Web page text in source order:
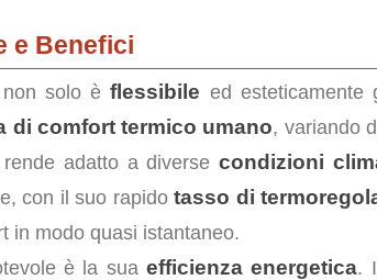
e Benefici
non solo èflessibile ed esteticamente
di comfort termico umano, variando
rende adatto a diversecondizioni
con il suo rapidotasso di
in modo quasi istantaneo.
è la suaefficienza energetica.